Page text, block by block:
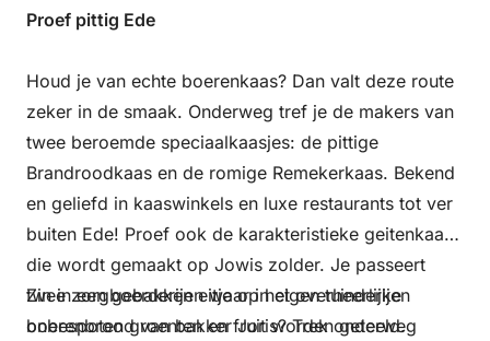
Proef pittig Ede
Houd je van echte boerenkaas? Dan valt deze route
zeker in de smaak. Onderweg tref je de makers van
twee beroemde speciaalkaasjes: de pittige
Brandroodkaas en de romige Remekerkaas. Bekend
en geliefd in kaaswinkels en luxe restaurants tot ver
buiten Ede! Proef ook de karakteristieke geitenkaas
die wordt gemaakt op Jowis zolder. Je passeert
twee zorgboerderijen waar in eigen tuinderijen
onbespoten groenten en fruit worden geteeld.
Zin in een gebakken eitje op het overheerlijke
boerenbrood van bakker Joris? Trek onderweg